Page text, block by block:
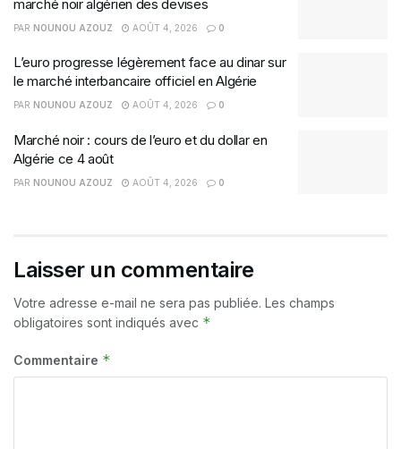
marché noir algérien des devises
PAR NOUNOU AZOUZ AOÛT 4, 2026 0
L’euro progresse légèrement face au dinar sur
le marché interbancaire officiel en Algérie
PAR NOUNOU AZOUZ AOÛT 4, 2026 0
Marché noir : cours de l’euro et du dollar en
Algérie ce 4 août
PAR NOUNOU AZOUZ AOÛT 4, 2026 0
Laisser un commentaire
Votre adresse e-mail ne sera pas publiée. Les champs
obligatoires sont indiqués avec *
Commentaire *